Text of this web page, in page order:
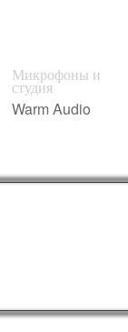
Микрофоны и
студия
Warm Audio